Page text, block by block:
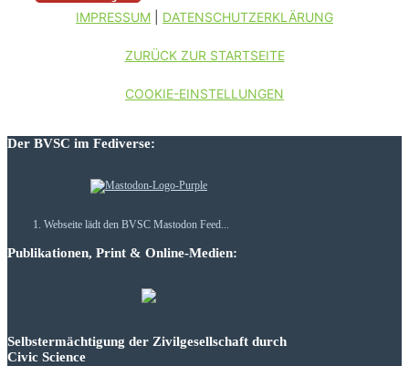
IMPRESSUM DATENSCHUTZERKLÄRUNG
ZURÜCK ZUR STARTSEITE
COOKIE-EINSTELLUNGEN
Der BVSC im Fediverse:
Webseite lädt den BVSC Mastodon Feed...
Publikationen, Print & Online-Medien:
Selbstermächtigung der Zivilgesellschaft durch
Civic Science